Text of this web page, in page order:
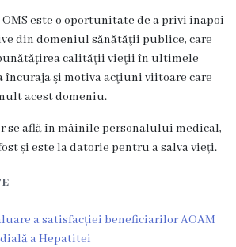
OMS este o oportunitate de a privi înapoi
din domeniul sănătăţii publice, care
calităţii vieţii în ultimele
încuraja şi motiva acţiuni viitoare care
acest domeniu.
se află în mâinile personalului medical,
și este la datorie pentru a salva vieți.
a satisfacției beneficiarilor AOAM
a Hepatitei